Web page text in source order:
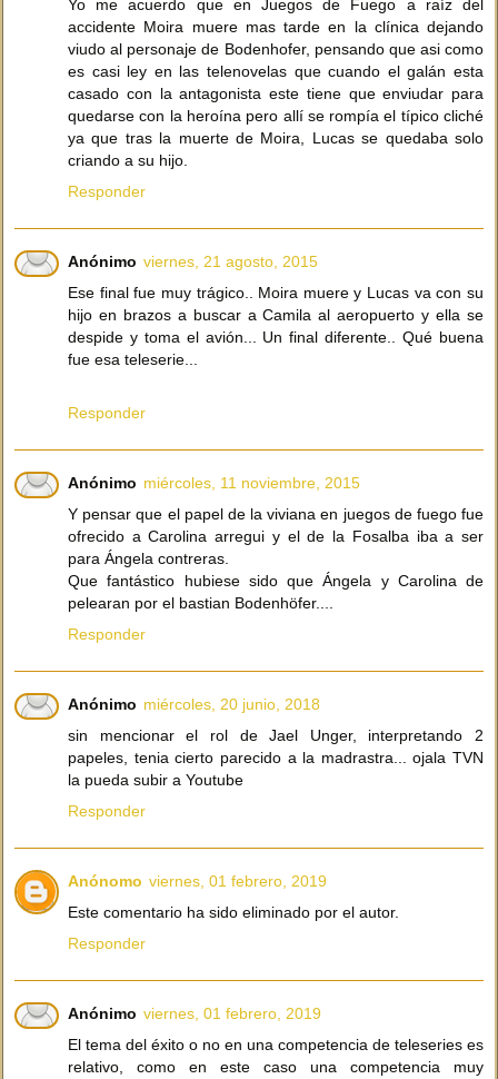
Yo me acuerdo que en Juegos de Fuego a raíz del
accidente Moira muere mas tarde en la clínica dejando
viudo al personaje de Bodenhofer, pensando que asi como
es casi ley en las telenovelas que cuando el galán esta
casado con la antagonista este tiene que enviudar para
quedarse con la heroína pero allí se rompía el típico cliché
ya que tras la muerte de Moira, Lucas se quedaba solo
criando a su hijo.
Responder
Anónimo viernes, 21 agosto, 2015
Ese final fue muy trágico.. Moira muere y Lucas va con su
hijo en brazos a buscar a Camila al aeropuerto y ella se
despide y toma el avión... Un final diferente.. Qué buena
fue esa teleserie...
Responder
Anónimo miércoles, 11 noviembre, 2015
Y pensar que el papel de la viviana en juegos de fuego fue
ofrecido a Carolina arregui y el de la Fosalba iba a ser
para Ángela contreras.
Que fantástico hubiese sido que Ángela y Carolina de
pelearan por el bastian Bodenhöfer....
Responder
Anónimo miércoles, 20 junio, 2018
sin mencionar el rol de Jael Unger, interpretando 2
papeles, tenia cierto parecido a la madrastra... ojala TVN
la pueda subir a Youtube
Responder
Anónomo viernes, 01 febrero, 2019
Este comentario ha sido eliminado por el autor.
Responder
Anónimo viernes, 01 febrero, 2019
El tema del éxito o no en una competencia de teleseries es
relativo, como en este caso una competencia muy